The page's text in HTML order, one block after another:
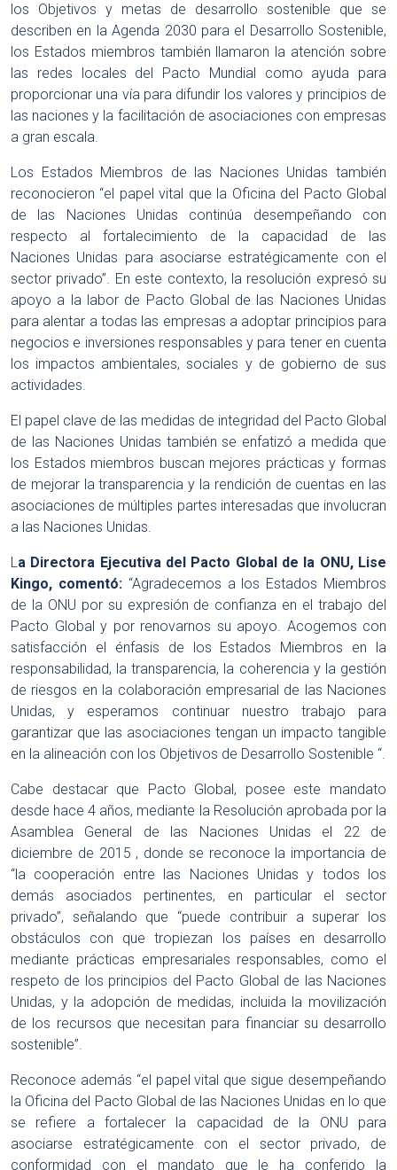
los Objetivos y metas de desarrollo sostenible que se
describen en la Agenda 2030 para el Desarrollo Sostenible,
los Estados miembros también llamaron la atención sobre
las redes locales del Pacto Mundial como ayuda para
proporcionar una vía para difundir los valores y principios de
las naciones y la facilitación de asociaciones con empresas
a gran escala.
Los Estados Miembros de las Naciones Unidas también
reconocieron “el papel vital que la Oficina del Pacto Global
de las Naciones Unidas continúa desempeñando con
respecto al fortalecimiento de la capacidad de las
Naciones Unidas para asociarse estratégicamente con el
sector privado”. En este contexto, la resolución expresó su
apoyo a la labor de Pacto Global de las Naciones Unidas
para alentar a todas las empresas a adoptar principios para
negocios e inversiones responsables y para tener en cuenta
los impactos ambientales, sociales y de gobierno de sus
actividades.
El papel clave de las medidas de integridad del Pacto Global
de las Naciones Unidas también se enfatizó a medida que
los Estados miembros buscan mejores prácticas y formas
de mejorar la transparencia y la rendición de cuentas en las
asociaciones de múltiples partes interesadas que involucran
a las Naciones Unidas.
La Directora Ejecutiva del Pacto Global de la ONU, Lise
Kingo, comentó:“Agradecemos a los Estados Miembros
de la ONU por su expresión de confianza en el trabajo del
Pacto Global y por renovarnos su apoyo. Acogemos con
satisfacción el énfasis de los Estados Miembros en la
responsabilidad, la transparencia, la coherencia y la gestión
de riesgos en la colaboración empresarial de las Naciones
Unidas, y esperamos continuar nuestro trabajo para
garantizar que las asociaciones tengan un impacto tangible
en la alineación con los Objetivos de Desarrollo Sostenible “.
Cabe destacar que Pacto Global, posee este mandato
desde hace 4 años, mediante la Resolución aprobada por la
Asamblea General de las Naciones Unidas el 22 de
diciembre de 2015 , donde se reconoce la importancia de
“la cooperación entre las Naciones Unidas y todos los
demás asociados pertinentes, en particular el sector
privado”, señalando que “puede contribuir a superar los
obstáculos con que tropiezan los países en desarrollo
mediante prácticas empresariales responsables, como el
respeto de los principios del Pacto Global de las Naciones
Unidas, y la adopción de medidas, incluida la movilización
de los recursos que necesitan para financiar su desarrollo
sostenible”.
Reconoce además “el papel vital que sigue desempeñando
la Oficina del Pacto Global de las Naciones Unidas en lo que
se refiere a fortalecer la capacidad de la ONU para
asociarse estratégicamente con el sector privado, de
conformidad con el mandato que le ha conferido la